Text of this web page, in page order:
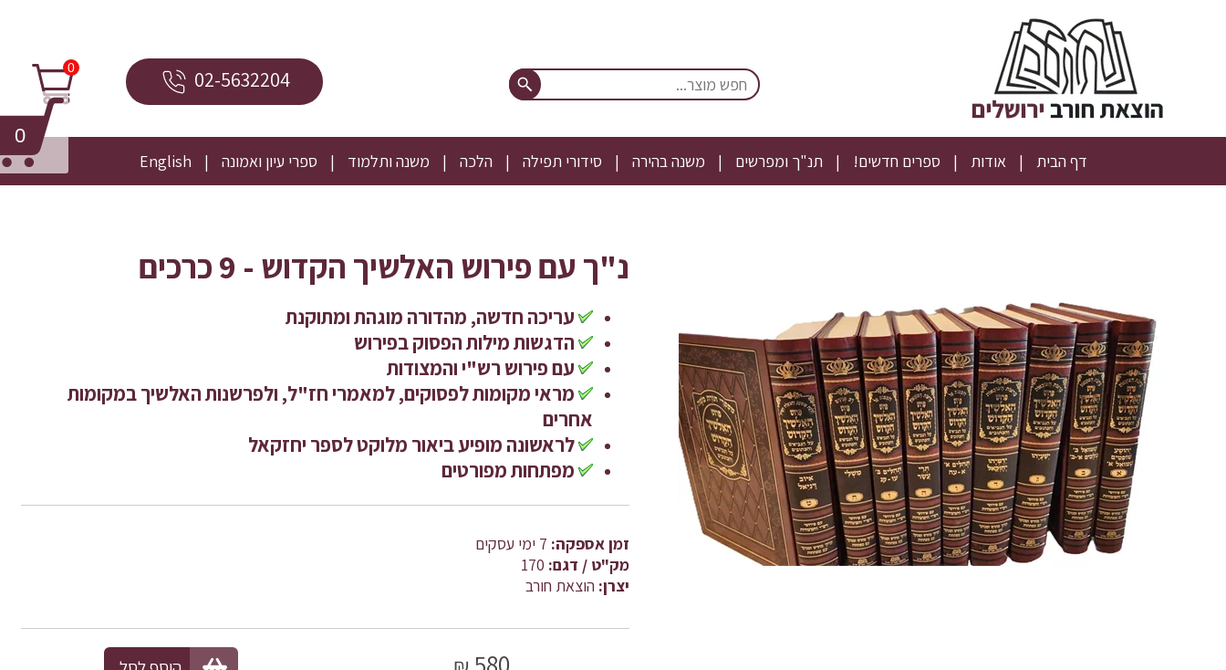
02-5632204
0
דף הבית אודות ספרים חדשים! תנ"ך ומפרשים משנה בהירה סידורי תפילה הלכה משנה ותלמוד ספרי עיון ואמונה English
נ"ך עם פירוש האלשיך הקדוש - 9 כרכים
עריכה חדשה, מהדורה מוגהת ומתוקנת
הדגשות מילות הפסוק בפירוש
עם פירוש רש"י והמצודות
מראי מקומות לפסוקים, למאמרי חז"ל, ולפרשנות האלשיך במקומות
אחרים
לראשונה מופיע ביאור מלוקט לספר יחזקאל
מפתחות מפורטים
זמן אספקה: 7 ימי עסקים
מק"ט / דגם: 170
יצרן: הוצאת חורב
0